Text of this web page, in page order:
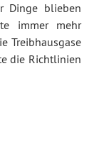
Dinge blieben
immer mehr
Treibhausgase
die Richtlinien